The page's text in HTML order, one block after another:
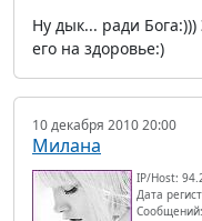
Ну дык... ради
его на здоровье:)
10 декабря 2010 20:00
Милана
IP/Host:
Дата